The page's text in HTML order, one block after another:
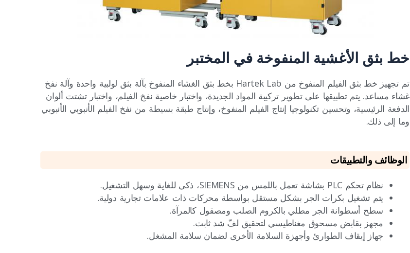
خط بثق الأغشية المنفوخة في المختبر
تم تجهيز خط بثق الفيلم المنفوخ من Hartek Lab بخط بثق الغشاء المنفوخ بآلة بثق لولبية واحدة وآلة نفخ
غشاء مساعد. يتم تطبيقها على تطوير تركيبة المواد الجديدة، واختبار خاصية نفخ الفيلم، واختبار تشتت ألوان
الدفعة الرئيسية، وتحسين تكنولوجيا إنتاج الفيلم المنفوخ، وإنتاج طبقة بسيطة من نفخ الفيلم الأنبوبي الأنبوبي
وما إلى ذلك.
الوظائف والتطبيقات
نظام تحكم PLC بشاشة تعمل باللمس من SIEMENS، ذكي للغاية وسهل التشغيل.
يتم تشغيل بكرات الجر بشكل مستقل بواسطة محركات ذات علامات تجارية دولية.
سطح أسطوانة الجر مطلي بالكروم الصلب ومصقول كالمرآة.
مجهز بقابض مسحوق مغناطيسي لتحقيق لفّ شد ثابت.
جهاز إيقاف الطوارئ وأجهزة السلامة الأخرى لضمان سلامة المشغل.